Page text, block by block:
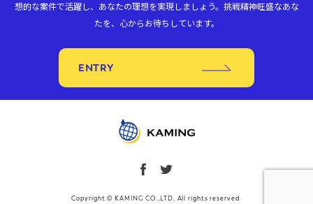
想的な案件で活躍し、あなたの理想を実現しましょう。挑戦精神旺盛なあな
たを、心からお待ちしています。
ENTRY
Copyright © KAMING CO.,LTD. All rights reserved.